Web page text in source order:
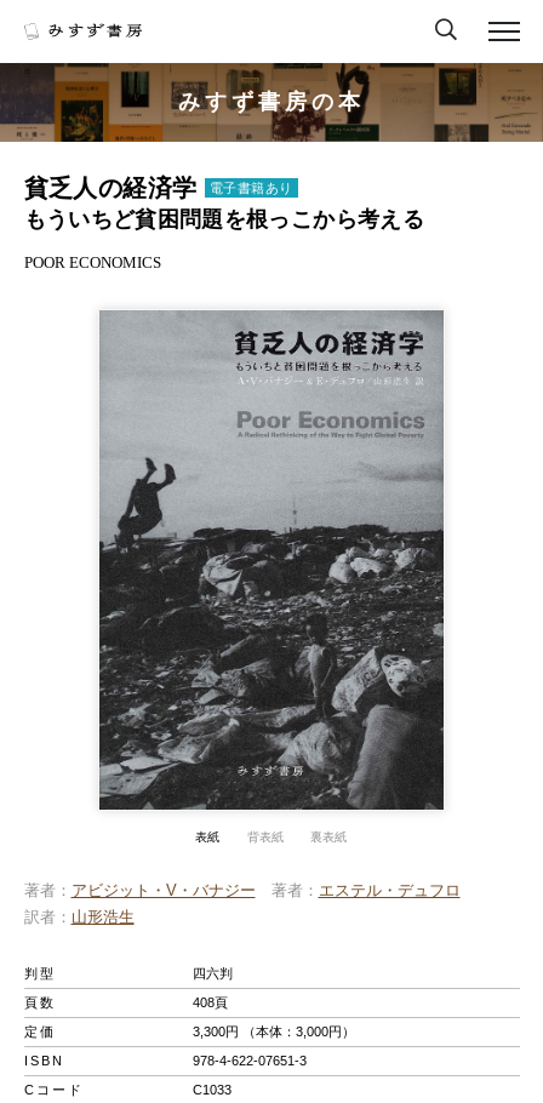
みすず書房の本
貧乏人の経済学 電子書籍あり
もういちど貧困問題を根っこから考える
POOR ECONOMICS
表紙 背表紙 裏表紙
著者 アビジット・V・バナジー 著者
エステル・デュフロ
訳者
山形浩生
判型
四六判
頁数
408頁
定価
3,300円 （本体：3,000円）
ISBN
978-4-622-07651-3
Cコード
C1033